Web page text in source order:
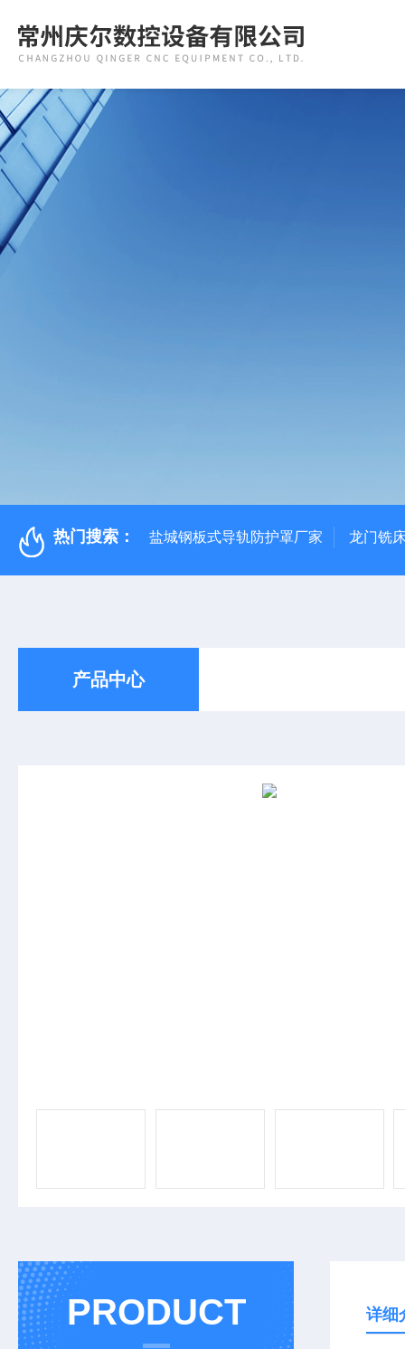
热门搜索： 盐城钢板式导轨防护罩厂家 龙门铣
产品中心
PRODUCT 详细